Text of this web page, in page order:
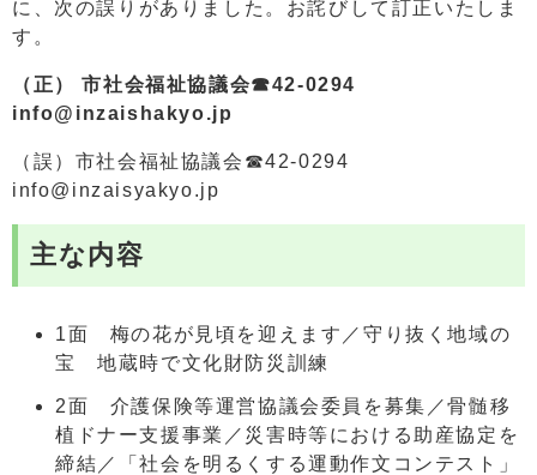
に、次の誤りがありました。お詫びして訂正いたしま
す。
（正） 市社会福祉協議会☎42-0294
info@inzaishakyo.jp
（誤）市社会福祉協議会☎42-0294
info@inzaisyakyo.jp
主な内容
1面 梅の花が見頃を迎えます／守り抜く地域の
宝 地蔵時で文化財防災訓練
2面 介護保険等運営協議会委員を募集／骨髄移
植ドナー支援事業／災害時等における助産協定を
締結／「社会を明るくする運動作文コンテスト」